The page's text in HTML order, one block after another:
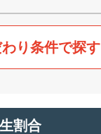
わり条件で探す
割合